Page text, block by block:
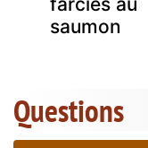
saumon
Questions